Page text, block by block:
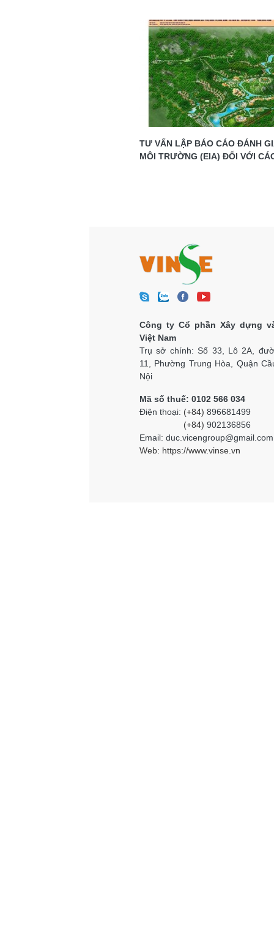
TƯ VẤN LẬP BÁO CÁO ĐÁNH
MÔI TRƯỜNG (EIA) ĐỐI VỚI
Công ty Cổ phần Xây dựng
Việt Nam
Trụ sở chính: Số 33, Lô 2A,
11, Phường Trung Hòa, Quận
Nội
Mã số thuế: 0102 566 034
Điện thoại: (+84) 896681499
(+84) 902136856
Email: duc.vicengroup@gmail.com
Web: https://www.vinse.vn